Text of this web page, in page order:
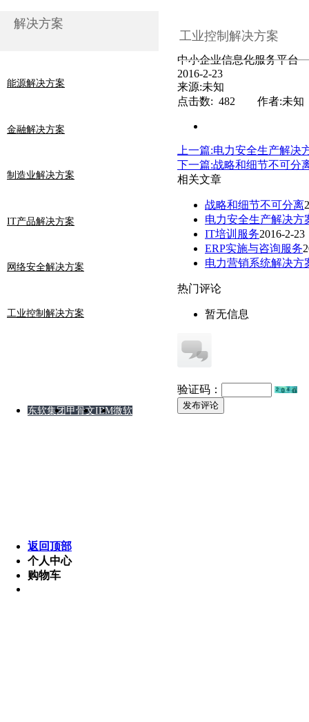
解决方案
能源解决方案
金融解决方案
制造业解决方案
IT产品解决方案
网络安全解决方案
工业控制解决方案
工业控制解决方案
中小企业信息化服务平台
2016-2-23
来源:未知
点击数: 482 作者:未知
上一篇:电力安全生产解决
下一篇:战略和细节不可分
相关文章
战略和细节不可分离
电力安全生产解决方
IT培训服务2016-2-23
ERP实施与咨询服务
电力营销系统解决方
热门评论
暂无信息
验证码：
发布评论
东软集团 甲骨文IBM微软
返回顶部
个人中心
购物车